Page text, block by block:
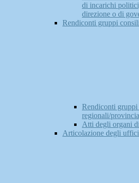
di incarichi
direzione o di
Rendiconti gruppi
Rendiconti
regionali/
Atti degli organi
Articolazione degli uffici